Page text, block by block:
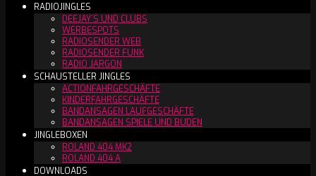
RADIOJINGLES
DEEJAY´S UND CLUBS
WERBESPOTS
RADIOSENDER WEB
RADIOSENDER FUNK
RADIO JARGON
SCHAUSTELLER JINGLES
ACTIONFAHRGESCHÄFTE
KINDERFAHRGESCHÄFTE
BANDANSAGEN LAUFGESCHÄFTE
BANDANSAGEN SPIELE UND BUDEN
JINGLEBOXEN
ROLAND 404 MK2
ROLAND 404 A
DOWNLOADS